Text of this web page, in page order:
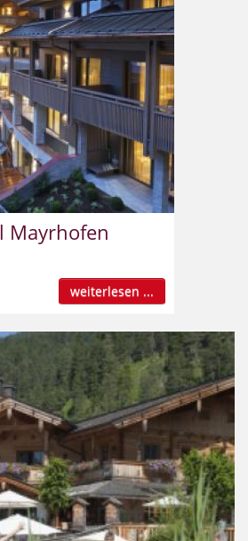
Mayrhofen
weiterlesen ...